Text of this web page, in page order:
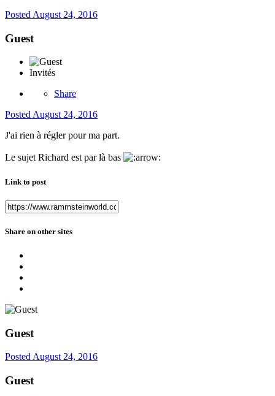
Posted August 24, 2016
Guest
Invités
Share
Posted August 24, 2016
J'ai rien à régler pour ma part.
Le sujet Richard est par là bas
Link to post
Share on other sites
Guest
PostedAugust 24, 2016
Guest